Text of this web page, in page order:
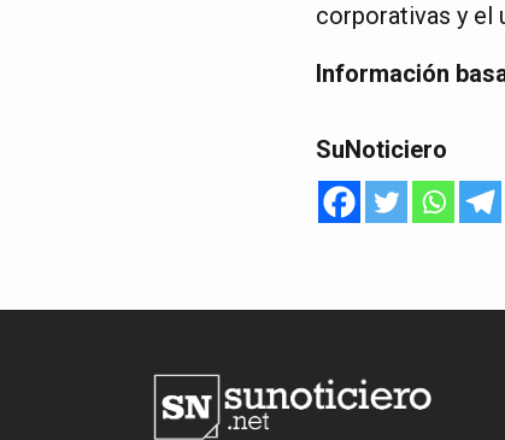
corporativas y el
Información
SuNoticiero